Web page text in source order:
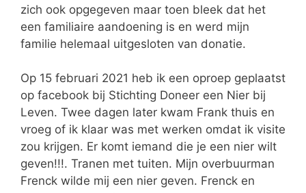
zich ook opgegeven maar toen bleek dat het
een familiaire aandoening is en werd mijn
familie helemaal uitgesloten van donatie.
Op 15 februari 2021 heb ik een oproep geplaatst
op facebook bij Stichting Doneer een Nier bij
Leven. Twee dagen later kwam Frank thuis en
vroeg of ik klaar was met werken omdat ik visite
zou krijgen. Er komt iemand die je een nier wilt
geven!!!. Tranen met tuiten. Mijn overbuurman
Frenck wilde mij een nier geven. Frenck en